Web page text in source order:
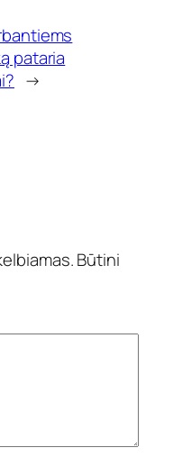
pataria
→
Būtini